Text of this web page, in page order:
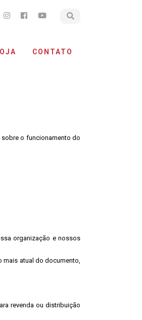
CONTATO
sobre o funcionamento do
organização e nossos
mais atual do documento,
revenda ou distribuição